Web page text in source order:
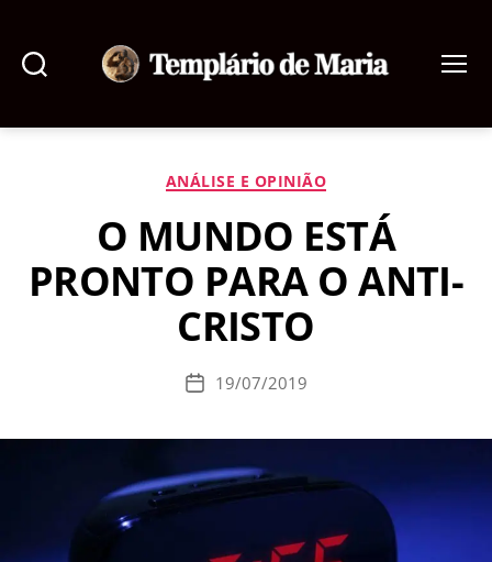
de
Categorias
ANÁLISE E OPINIÃO
O MUNDO ESTÁ
PRONTO PARA O ANTI-
CRISTO
Data19/07/2019